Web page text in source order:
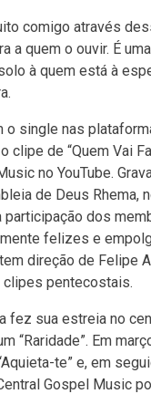
comigo através
a quem o ouvir. É
à quem está à
o single nas
clipe de “Quem Vai
no YouTube.
de Deus Rhema,
participação dos
felizes e
direção de Felipe
pentecostais.
fez sua estreia no
“Raridade”. Em
te” e, em
Gospel Music